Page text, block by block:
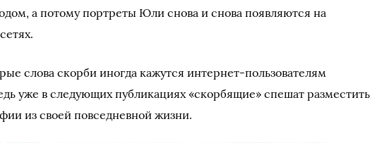
а потому портреты Юли снова и снова появляются на
слова скорби иногда кажутся интернет-пользователям
уже в следующих публикациях «скорбящие» спешат разместить
из своей повседневной жизни.